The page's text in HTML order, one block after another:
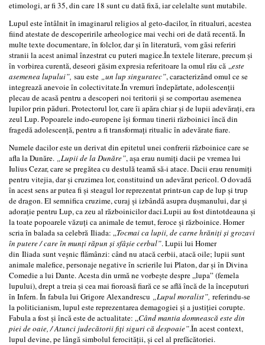
etimologi, ar fi 35, din care 18 sunt cu dată fixă, iar celelalte sunt mutabile.
Lupul este întâlnit în imaginarul religios al geto-dacilor, în ritualuri, acestea
fiind atestate de descoperirile arheologice mai vechi ori de dată recentă. În
multe texte documentare, în folclor, dar și în literatură, vom găsi referiri
stranii la acest animal înzestrat cu puteri magice.În textele literare, precum și
în vorbirea curentă, deseori găsim expresia referitoare la omul rău că „este
asemenea lupului”, sau este „un lup singuratec”, caracterizând omul ce se
integrează anevoie în colectivitate.În vremuri îndepărtate, adolescenții
plecau de acasă pentru a descoperi noi teritorii și se comportau asemenea
lupilor prin păduri. Protectorul lor, care îi apăra chiar și de lupii adevărați, era
zeul Lup. Popoarele indo-europene își formau tinerii războinici încă din
fragedă adolescență, pentru a fi transformați ritualic în adevărate fiare.
Numele dacilor este un derivat din epitetul unei confrerii războinice care se
afla la Dunăre. „Lupii de la Dunăre”, așa erau numiți dacii pe vremea lui
Iulius Cezar, care se pregătea cu destulă teamă să-i atace. Dacii erau renumiți
pentru vitejia, dar și cruzimea lor, constituind un adevărat pericol. O dovadă
în acest sens ar putea fi și steagul lor reprezentat printr-un cap de lup și trup
de dragon. El semnifica cruzime, curaj și izbândă asupra dușmanului, dar și
adorație pentru Lup, ca zeu al războinicilor daci.Lupii au fost dintotdeauna și
la toate popoarele văzuți ca animale de temut, feroce și războinice. Homer
scria în balada sa celebră Iliada: „Tocmai ca lupii, de carne hrăniți și grozavi
în putere / care în munți răpun și sfâșie cerbul”. Lupii lui Homer
din Iliada sunt veșnic flămânzi: când nu atacă cerbii, atacă oile; lupii sunt
animale malefice, personaje negative în scrierile lui Platon, dar și în Divina
Comedie a lui Dante. Acesta din urmă ne vorbește despre „lupa” (femela
lupului), drept a treia și cea mai fioroasă fiară ce se află încă de la începuturi
în Infern. În fabula lui Grigore Alexandrescu „Lupul moralist”, referindu-se
la politicianism, lupul este reprezentarea demagogiei și a justiției corupte.
Fabula a fost și încă este de actualitate: „Când mantia domnească este din
piei de oaie, / Atunci judecătorii fiți siguri că despoaie”.În acest context,
lupul devine, pe lângă simbolul ferocității, și cel al prefăcătoriei.